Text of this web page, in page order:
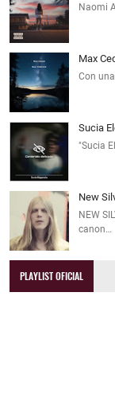
Naomi
Max
Con
Sucia
"Sucia
New
NEW
canon…
PLAYLIST OFICIAL